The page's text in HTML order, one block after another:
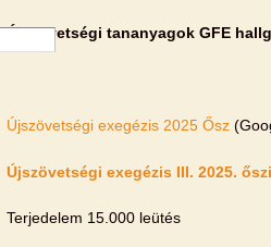
Újszövetségi tananyagok GFE
Újszövetségi exegézis 2025 Ősz
Újszövetségi exegézis III. 2025.
Terjedelem 15.000 leütés